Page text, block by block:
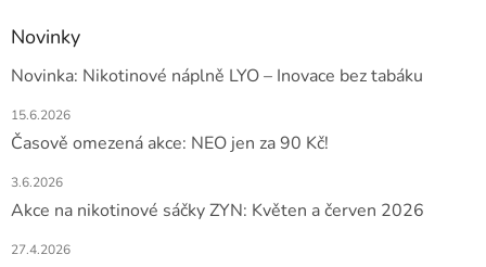
Novinky
Novinka: Nikotinové náplně LYO – Inovace bez tabáku
15.6.2026
Časově omezená akce: NEO jen za 90 Kč!
3.6.2026
Akce na nikotinové sáčky ZYN: Květen a červen 2026
27.4.2026